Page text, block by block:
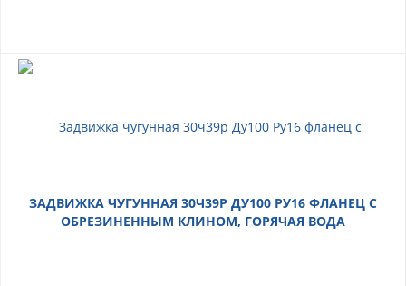
ЗАДВИЖКА ЧУГУННАЯ 30Ч39Р ДУ100 РУ16 ФЛАНЕЦ С
ОБРЕЗИНЕННЫМ КЛИНОМ, ГОРЯЧАЯ ВОДА